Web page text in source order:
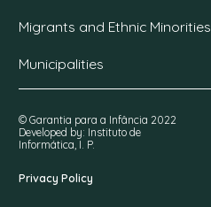
Migrants and Ethnic Minorities
Municipalities
© Garantia para a Infância 2022
Developed by: Instituto de
Informática, I. P.
Privacy Policy